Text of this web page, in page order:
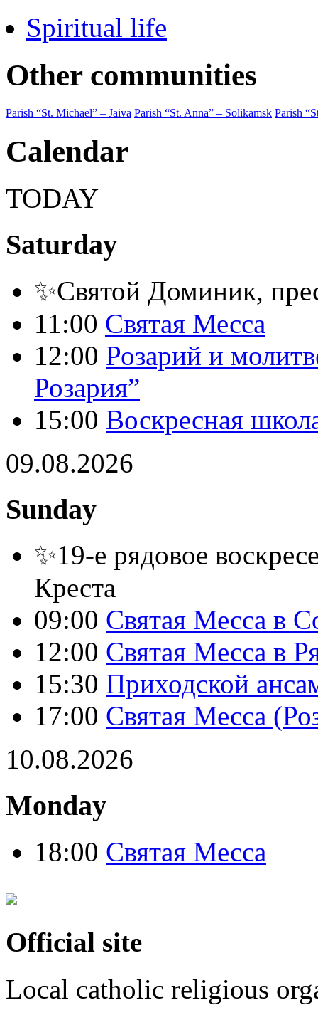
Spiritual life
Other communities
Parish “St. Michael” – Jaiva Parish “St. Anna” – Solikamsk Parish
Calendar
TODAY
Saturday
✨Святой Доминик,
11:00 Святая Месса
12:00 Розарий и
Розария”
15:00 Воскресная
09.08.2026
Sunday
✨19-е рядовое
Креста
09:00 Святая Месса в
12:00 Святая Месса в
15:30 Приходской
17:00 Святая Месса
10.08.2026
Monday
18:00 Святая Месса
Official site
Local catholic religious